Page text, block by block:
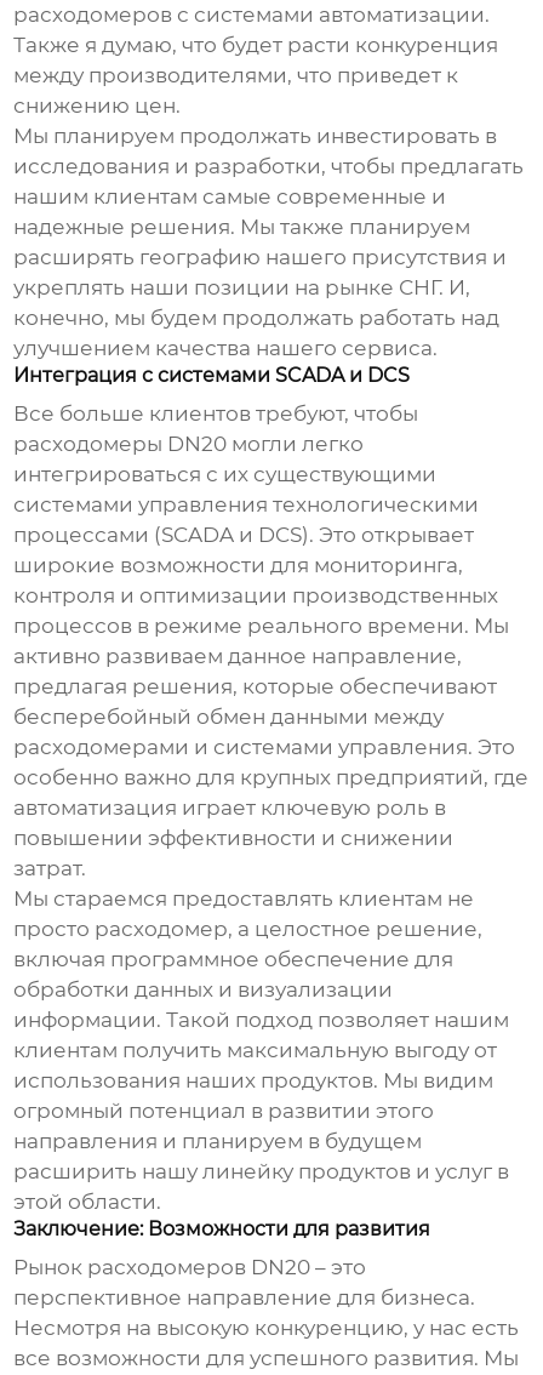
расходомеров с системами автоматизации.
Также я думаю, что будет расти конкуренция
между производителями, что приведет к
снижению цен.
Мы планируем продолжать инвестировать в
исследования и разработки, чтобы предлагать
нашим клиентам самые современные и
надежные решения. Мы также планируем
расширять географию нашего присутствия и
укреплять наши позиции на рынке СНГ. И,
конечно, мы будем продолжать работать над
улучшением качества нашего сервиса.
Интеграция с системами SCADA и DCS
Все больше клиентов требуют, чтобы
расходомеры DN20 могли легко
интегрироваться с их существующими
системами управления технологическими
процессами (SCADA и DCS). Это открывает
широкие возможности для мониторинга,
контроля и оптимизации производственных
процессов в режиме реального времени. Мы
активно развиваем данное направление,
предлагая решения, которые обеспечивают
бесперебойный обмен данными между
расходомерами и системами управления. Это
особенно важно для крупных предприятий, где
автоматизация играет ключевую роль в
повышении эффективности и снижении
затрат.
Мы стараемся предоставлять клиентам не
просто расходомер, а целостное решение,
включая программное обеспечение для
обработки данных и визуализации
информации. Такой подход позволяет нашим
клиентам получить максимальную выгоду от
использования наших продуктов. Мы видим
огромный потенциал в развитии этого
направления и планируем в будущем
расширить нашу линейку продуктов и услуг в
этой области.
Заключение: Возможности для развития
Рынок расходомеров DN20 – это
перспективное направление для бизнеса.
Несмотря на высокую конкуренцию, у нас есть
все возможности для успешного развития. Мы